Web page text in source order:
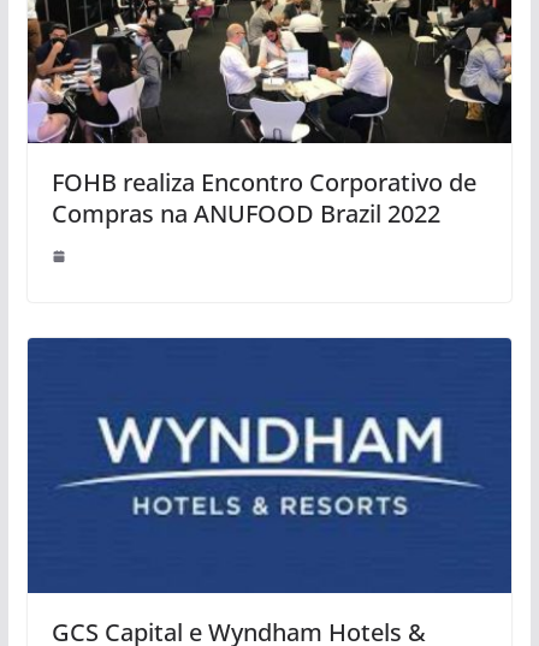
FOHB realiza Encontro Corporativo de
Compras na ANUFOOD Brazil 2022
GCS Capital e Wyndham Hotels &